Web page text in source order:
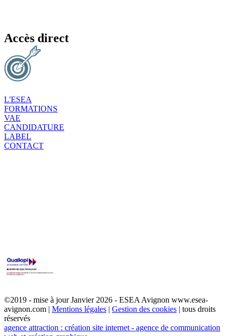
Accès direct
L'ESEA
FORMATIONS
VAE
CANDIDATURE
LABEL
CONTACT
©2019 - mise à jour Janvier 2026 - ESEA Avignon www.esea-
avignon.com | Mentions légales | Gestion des cookies | tous droits
réservés
agence attraction : création site internet - agence de communication